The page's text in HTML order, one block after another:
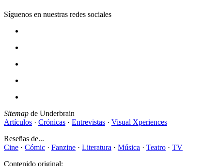
Síguenos en nuestras redes sociales
Sitemap de Underbrain
Artículos · Crónicas · Entrevistas · Visual Xperiences
Reseñas de...
Cine · Cómic · Fanzine · Literatura · Música · Teatro · TV
Contenido original: